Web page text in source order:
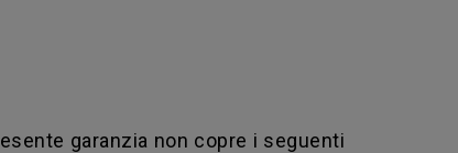
garanzia non copre i seguenti